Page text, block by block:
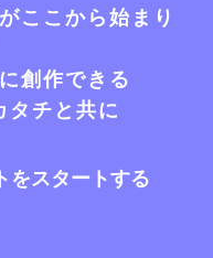
ここから始まり
創作できる
タチと共に
をスタートする